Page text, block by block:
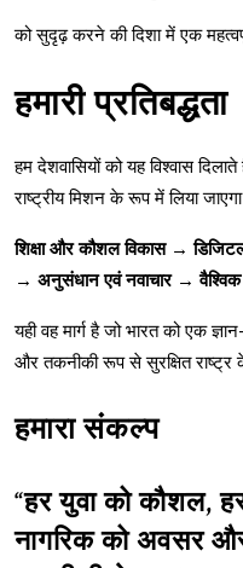
को सुदृढ़ करने की दिशा में एक
हमारी प्रतिबद्धता
हम देशवासियों को यह विश्वास
राष्ट्रीय मिशन के रूप में लिया
शिक्षा और कौशल विकास →
→ अनुसंधान एवं नवाचार → वैश्विक
यही वह मार्ग है जो भारत को एक
और तकनीकी रूप से सुरक्षित
हमारा संकल्प
“हर युवा को कौशल,
नागरिक को अवसर